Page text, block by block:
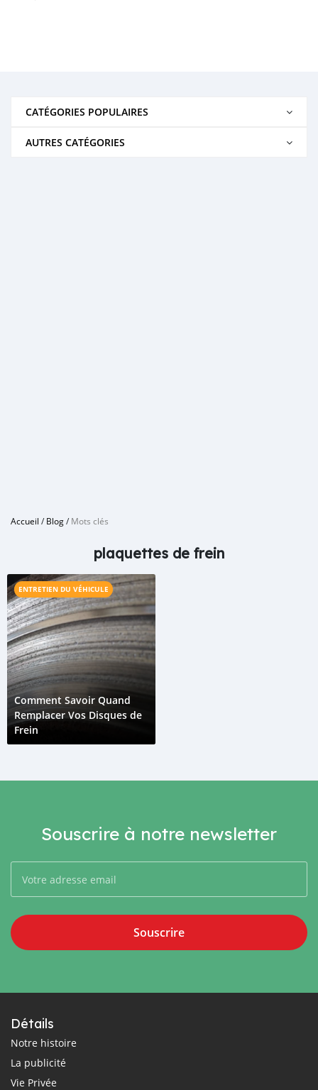
CATÉGORIES POPULAIRES
AUTRES CATÉGORIES
Accueil /Blog/Mots clés
plaquettes de frein
ENTRETIEN DU VÉHICULE
Comment Savoir Quand
Remplacer Vos Disques de
Frein
Souscrire à notre newsletter
Souscrire
Détails
Notre histoire
La publicité
Vie Privée